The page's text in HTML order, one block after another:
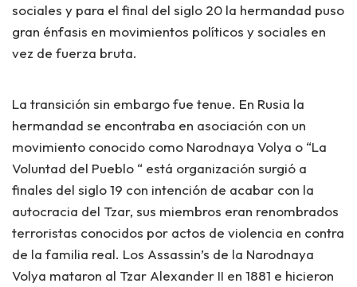
sociales y para el final del siglo 20 la hermandad puso
gran énfasis en movimientos políticos y sociales en
vez de fuerza bruta.
La transición sin embargo fue tenue. En Rusia la
hermandad se encontraba en asociación con un
movimiento conocido como Narodnaya Volya o “La
Voluntad del Pueblo “ está organización surgió a
finales del siglo 19 con intención de acabar con la
autocracia del Tzar, sus miembros eran renombrados
terroristas conocidos por actos de violencia en contra
de la familia real. Los Assassin’s de la Narodnaya
Volya mataron al Tzar Alexander II en 1881 e hicieron